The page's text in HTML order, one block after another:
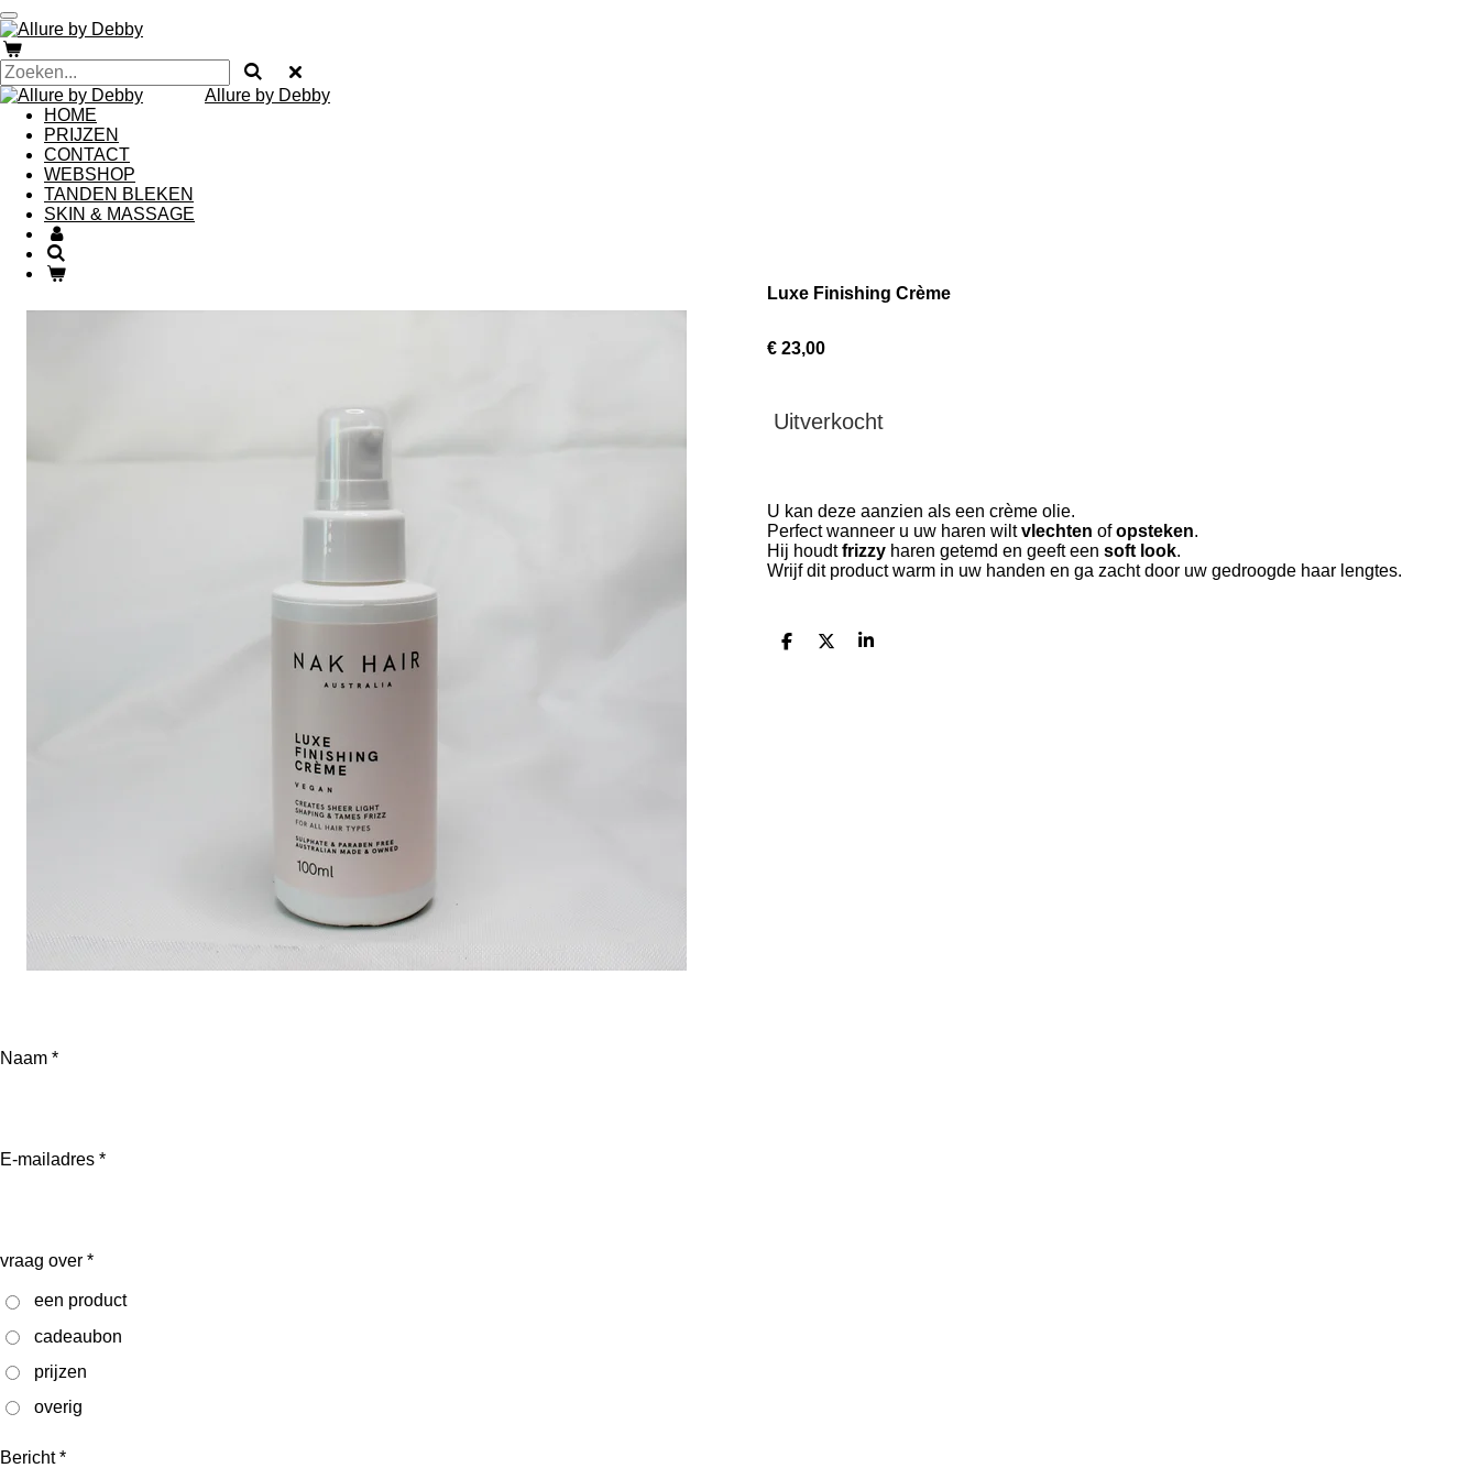
Ga
direct
naar
de
hoofdinhoud
Allure by Debby
HOME
PRIJZEN
CONTACT
WEBSHOP
TANDEN BLEKEN
SKIN & MASSAGE
Luxe Finishing Crème
€ 23,00
Uitverkocht
U kan deze aanzien als een crème olie.
Perfect wanneer u uw haren wiltvlechten ofopsteken.
Hij houdtfrizzy haren getemd en geeft een soft look.
Wrijf dit product warm in uw handen en ga zacht door uw gedroogde haar lengtes.
D
D
S
Naam *
E-mailadres *
vraag over *
een product
cadeaubon
prijzen
overig
Bericht *